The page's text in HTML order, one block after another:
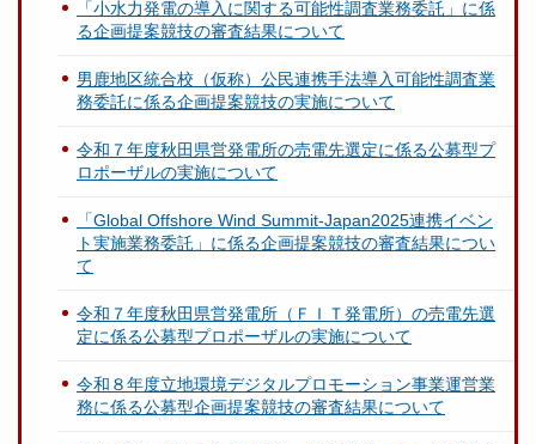
「小水力発電の導入に関する可能性調査業務委託」に係
る企画提案競技の審査結果について
男鹿地区統合校（仮称）公民連携手法導入可能性調査業
務委託に係る企画提案競技の実施について
令和７年度秋田県営発電所の売電先選定に係る公募型プ
ロポーザルの実施について
「Global Offshore Wind Summit-Japan2025連携イベン
ト実施業務委託」に係る企画提案競技の審査結果につい
て
令和７年度秋田県営発電所（ＦＩＴ発電所）の売電先選
定に係る公募型プロポーザルの実施について
令和８年度立地環境デジタルプロモーション事業運営業
務に係る公募型企画提案競技の審査結果について